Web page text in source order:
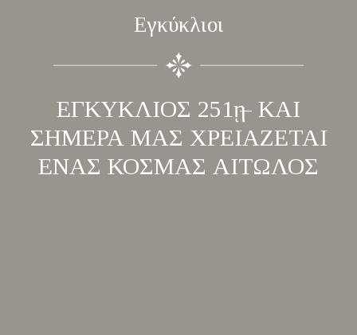
Εγκύκλιοι
ΕΓΚΥΚΛΙΟΣ 251ῃ – KΑΙ
ΣΗΜΕΡΑ ΜΑΣ ΧΡΕΙΑΖΕΤΑΙ
ΕΝΑΣ ΚΟΣΜΑΣ ΑΙΤΩΛΟΣ